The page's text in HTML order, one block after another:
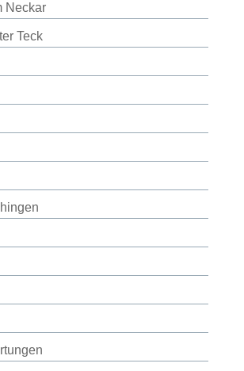
Neckar
Teck